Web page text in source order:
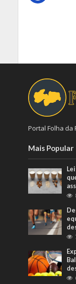
Portal Folha da
Mais Popular